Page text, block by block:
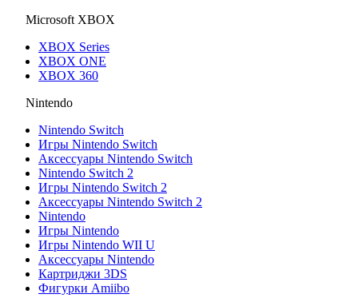
Microsoft XBOX
XBOX Series
XBOX ONE
XBOX 360
Nintendo
Nintendo Switch
Игры Nintendo Switch
Аксессуары Nintendo Switch
Nintendo Switch 2
Игры Nintendo Switch 2
Аксессуары Nintendo Switch 2
Nintendo
Игры Nintendo
Игры Nintendo WII U
Аксессуары Nintendo
Картриджи 3DS
Фигурки Amiibo